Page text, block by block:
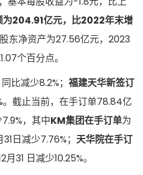
为204.91亿元，比2022年末增
东净资产为27.56亿元，2023
个百分点。
比减少8.2%； 福建天华新签订
。截止当前，在手订单78.84亿
，其中KM集团在手订单为
日减少7.76%； 天华院在手订
31 日减少10.25%。